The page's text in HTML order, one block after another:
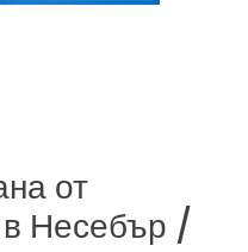
от
в Несебър /